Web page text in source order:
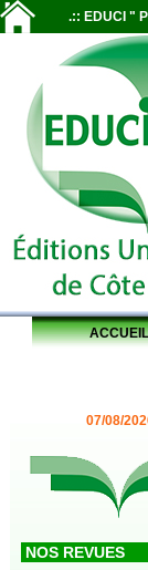
.:: EDUCI "
ACCUEIL
07/08/
NOS REVUES